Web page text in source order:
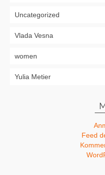
Uncategorized
Vlada Vesna
women
Yulia Metier
Feed